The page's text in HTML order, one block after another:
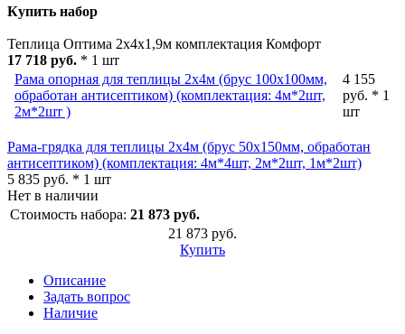
Купить набор
Теплица Оптима 2х4х1,9м комплектация Комфорт
17 718 руб. * 1 шт
Рама опорная для теплицы 2х4м (брус 100х100мм,
обработан антисептиком) (комплектация: 4м*2шт,
2м*2шт )
4 155
руб. * 1
шт
Рама-грядка для теплицы 2х4м (брус 50х150мм, обработан
антисептиком) (комплектация: 4м*4шт, 2м*2шт, 1м*2шт)
5 835 руб. * 1 шт
Нет в наличии
Стоимость набора: 21 873 руб.
21 873 руб.
Купить
Описание
Задать вопрос
Наличие